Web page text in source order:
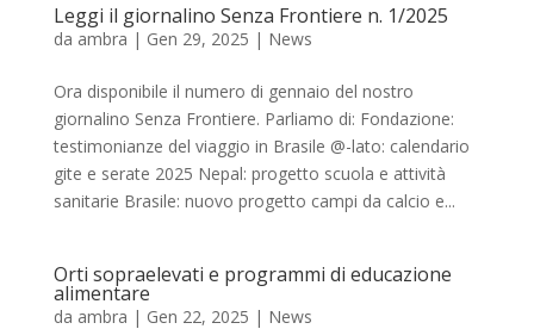
Leggi il giornalino Senza Frontiere n. 1/2025
da ambra | Gen 29, 2025 | News
Ora disponibile il numero di gennaio del nostro
giornalino Senza Frontiere. Parliamo di: Fondazione:
testimonianze del viaggio in Brasile @-lato: calendario
gite e serate 2025 Nepal: progetto scuola e attività
sanitarie Brasile: nuovo progetto campi da calcio e...
Orti sopraelevati e programmi di educazione
alimentare
da ambra | Gen 22, 2025 | News